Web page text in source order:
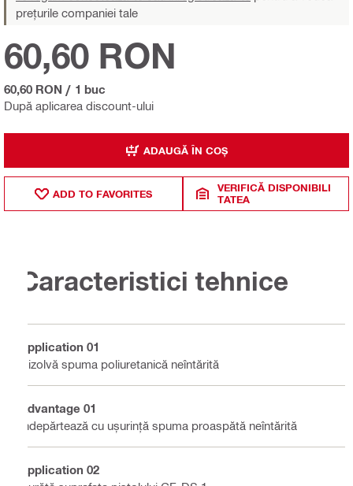
prețurile companiei tale
După aplicarea discount-ului
60,60 RON
60,60 RON / 1 buc
ADAUGĂ ÎN COȘ
ADD TO FAVORITES
VERIFICĂ DISPONIBILI
TATEA
Caracteristici tehnice
Application 01
Dizolvă spuma poliuretanică neîntărită
Advantage 01
Îndepărtează cu ușurință spuma proaspătă neîntărită
Application 02